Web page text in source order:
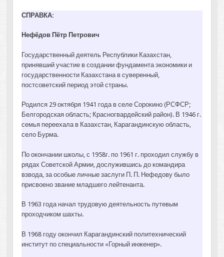
СПРАВКА:
Нефёдов Пётр Петрович
Государственный деятель Республики Казахстан,
принявший участие в создании фундамента экономики и
государственности Казахстана в суверенный,
постсоветский период этой страны.
Родился 29 октября 1941 года в селе Сорокино (РСФСР;
Белгородская область; Красногвардейский район). В 1946 г.
семья переехала в Казахстан, Карагандинскую область,
село Бурма.
По окончании школы, с 1958г. по 1961 г. проходил службу в
рядах Советской Армии, дослужившись до командира
взвода, за особые личные заслуги П. П. Нефедову было
присвоено звание младшего лейтенанта.
В 1963 года начал трудовую деятельность путевым
проходчиком шахты.
В 1968 году окончил Карагандинский политехнический
институт по специальности «Горный инженер».